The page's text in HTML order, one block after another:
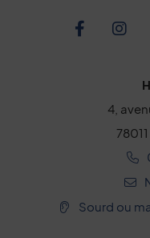
4,
Sourd ou